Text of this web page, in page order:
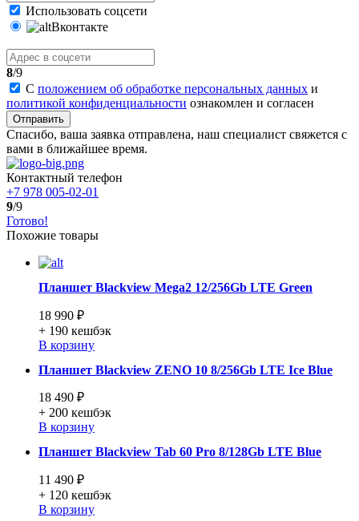
Использовать соцсети
Вконтакте
8/9
С положением об обработке персональных данных и
политикой конфиденциальности ознакомлен и согласен
Отправить
Спасибо, ваша заявка отправлена, наш специалист свяжется с
вами в ближайшее время.
Контактный телефон
+7 978 005-02-01
9/9
Готово!
Похожие товары
Планшет Blackview Mega2 12/256Gb LTE Green
18 990 ₽
+ 190 кешбэк
В корзину
Планшет Blackview ZENO 10 8/256Gb LTE Ice Blue
18 490 ₽
+ 200 кешбэк
В корзину
Планшет Blackview Tab 60 Pro 8/128Gb LTE Blue
11 490 ₽
+ 120 кешбэк
В корзину